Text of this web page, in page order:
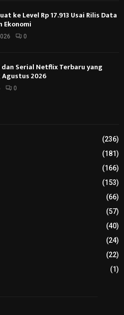
ke Level Rp 17.913 Usai Rilis Data
Ekonomi
0
Serial Netflix Terbaru yang
2026
0
(236)
(181)
(166)
(153)
(66)
(57)
(40)
(24)
(22)
(1)